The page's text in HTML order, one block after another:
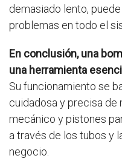
demasiado lento,
problemas en todo el
En conclusión, una
una herramienta
Su funcionamiento se
cuidadosa y precisa de
mecánico y pistones
a través de los tubos y
negocio.